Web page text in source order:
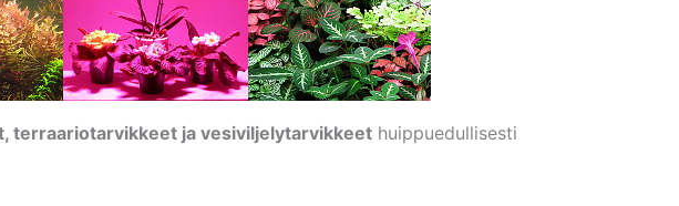
terraariotarvikkeet ja vesiviljelytarvikkeet huippuedullisesti